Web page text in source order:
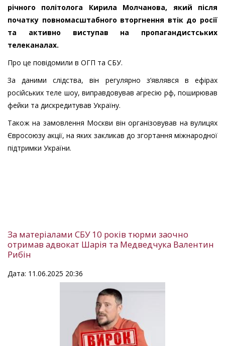
річного політолога Кирила Молчанова, який після
початку повномасштабного вторгнення втік до росії
та активно виступав на пропагандистських
телеканалах.
Про це повідомили в ОГП та СБУ.
За даними слідства, він регулярно з’являвся в ефірах
російських теле шоу, виправдовував агресію рф, поширював
фейки та дискредитував Україну.
Також на замовлення Москви він організовував на вулицях
Євросоюзу акції, на яких закликав до згортання міжнародної
підтримки України.
За матеріалами СБУ 10 років тюрми заочно
отримав адвокат Шарія та Медведчука Валентин
Рибін
Дата: 11.06.2025 20:36